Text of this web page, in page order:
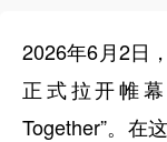
2026年6月2日
正式拉开帷
Together”。在